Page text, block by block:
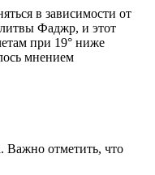
в зависимости от
Фаджр, и этот
при 19° ниже
мнением
Важно отметить, что